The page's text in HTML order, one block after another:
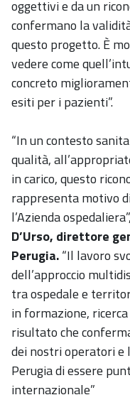
oggettivi e da un
confermano la
questo progetto. È
vedere come
concreto
esiti per i pazienti”.
“In un contesto
qualità,
in carico, questo
rappresenta motivo
l’Azienda ospedaliera”,
D’Urso, direttore
Perugia.“Il lavoro
dell’approccio
tra ospedale e
in formazione,
risultato che
dei nostri operatori e
Perugia di essere
internazionale”